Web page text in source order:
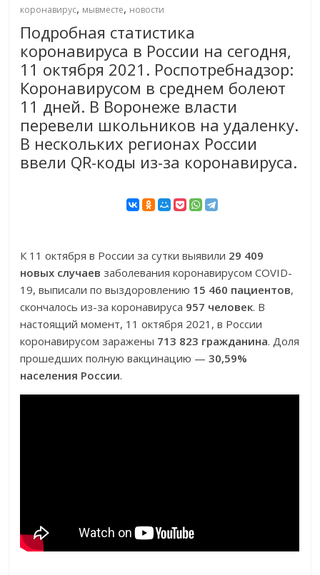
коронавирус, мывместе, новости
Подробная статистика
коронавируса в России на сегодня,
11 октября 2021. Роспотребнадзор:
Коронавирусом в среднем болеют
11 дней. В Воронеже власти
перевели школьников на удаленку.
В нескольких регионах России
ввели QR-коды из-за коронавируса.
К 11 октября в России за сутки выявили 29 409
новых случаев заболевания коронавирусом COVID-
19, выписали по выздоровлению 15 460 пациентов,
скончалось из-за коронавируса 957 человек. В
настоящий момент, 11 октября 2021, в России
коронавирусом заражены 713 823 гражданина. Доля
прошедших полную вакцинацию —30,59%
населения России.